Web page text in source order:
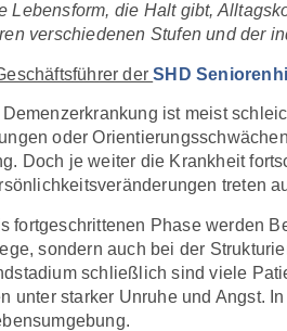
Lebensform, die Halt gibt,
verschiedenen Stufen und der
derSHD
ist meist
oder
Doch je weiter die Krankheit
treten
fortgeschrittenen Phase werden
sondern auch bei der
schließlich sind viele
unter starker Unruhe und Angst.